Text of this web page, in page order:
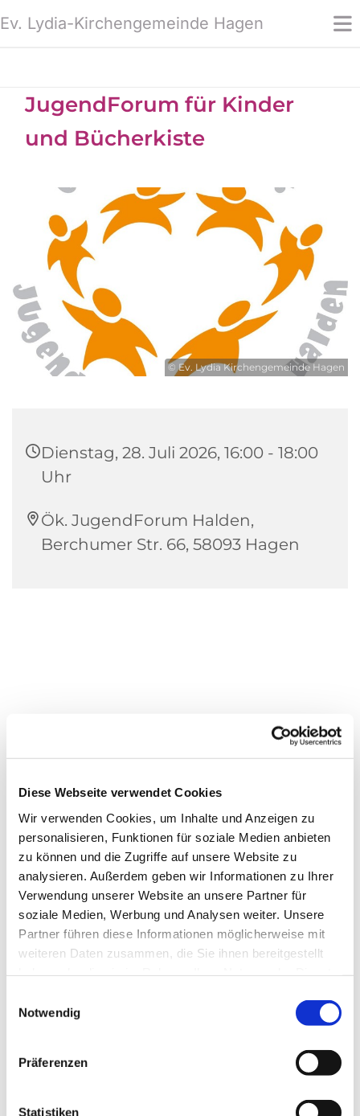
Diese Webseite verwendet Cookies
Wir verwenden Cookies, um Inhalte und Anzeigen zu
personalisieren, Funktionen für soziale Medien anbieten
zu können und die Zugriffe auf unsere Website zu
analysieren. Außerdem geben wir Informationen zu Ihrer
Verwendung unserer Website an unsere Partner für
soziale Medien, Werbung und Analysen weiter. Unsere
Partner führen diese Informationen möglicherweise mit
weiteren Daten zusammen, die Sie ihnen bereitgestellt
Notwendig
Präferenzen
Statistiken
Ev. Lydia-Kirchengemeinde Hagen
JugendForum für Kinder
und Bücherkiste
© Ev. Lydia Kirchengemeinde Hagen
Dienstag, 28. Juli 2026, 16:00 - 18:00
Uhr
Ök. JugendForum Halden,
Berchumer Str. 66, 58093 Hagen
Dies könnte Sie auch
interessieren